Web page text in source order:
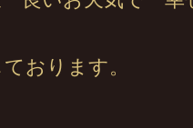
おります。